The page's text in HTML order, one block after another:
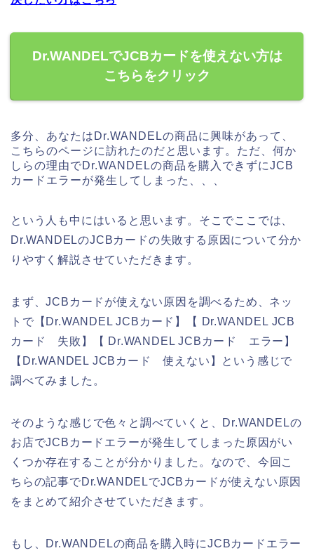
Dr.WANDELでJCBカードを使えない方は
こちらをクリック
多分、あなたはDr.WANDELの商品に興味があって、
こちらのページに訪れたのだと思います。ただ、何か
しらの理由でDr.WANDELの商品を購入できずにJCB
カードエラーが発生してしまった、、、
という人も中にはいると思います。そこでここでは、
Dr.WANDELのJCBカードの失敗する原因について分か
りやすく解説させていただきます。
まず、JCBカードが使えない原因を調べるため、ネッ
トで【Dr.WANDEL JCBカード】【 Dr.WANDEL JCB
カード 失敗】【 Dr.WANDEL JCBカード エラー】
【Dr.WANDEL JCBカード 使えない】という感じで
調べてみました。
そのような感じで色々と調べていくと、Dr.WANDELの
お店でJCBカードエラーが発生してしまった原因がい
くつか存在することが分かりました。なので、今回こ
ちらの記事でDr.WANDELでJCBカードが使えない原因
をまとめて紹介させていただきます。
もし、Dr.WANDELの商品を購入時にJCBカードエラー